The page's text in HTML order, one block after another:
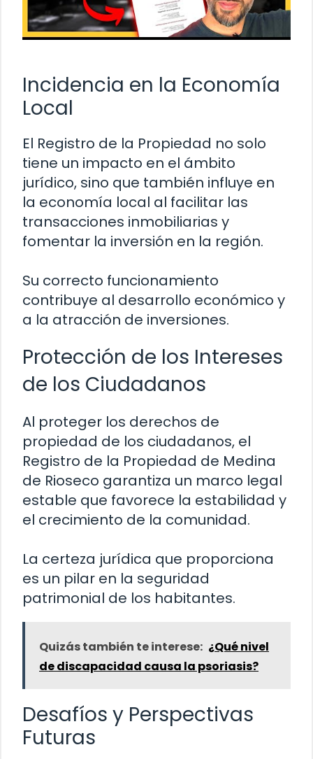
Incidencia en la Economía
Local
El Registro de la Propiedad no solo
tiene un impacto en el ámbito
jurídico, sino que también influye en
la economía local al facilitar las
transacciones inmobiliarias y
fomentar la inversión en la región.
Su correcto funcionamiento
contribuye al desarrollo económico y
a la atracción de inversiones.
Protección de los Intereses
de los Ciudadanos
Al proteger los derechos de
propiedad de los ciudadanos, el
Registro de la Propiedad de Medina
de Rioseco garantiza un marco legal
estable que favorece la estabilidad y
el crecimiento de la comunidad.
La certeza jurídica que proporciona
es un pilar en la seguridad
patrimonial de los habitantes.
Quizás también te interese: ¿Qué nivel
de discapacidad causa la psoriasis?
Desafíos y Perspectivas
Futuras